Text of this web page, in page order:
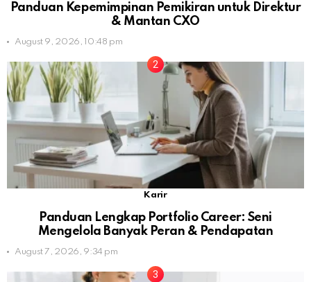
Panduan Kepemimpinan Pemikiran untuk Direktur
& Mantan CXO
August 9, 2026, 10:48 pm
Karir
Panduan Lengkap Portfolio Career: Seni
Mengelola Banyak Peran & Pendapatan
August 7, 2026, 9:34 pm